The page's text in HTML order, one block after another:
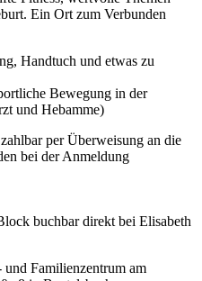
Ein Ort zum Verbunden
Handtuch und etwas zu
Bewegung in der
und Hebamme)
per Überweisung an die
bei der Anmeldung
buchbar direkt bei Elisabeth
Familienzentrum am